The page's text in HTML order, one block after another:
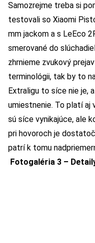
Samozrejme treba si
testovali so Xiaomi
mm jackom a s LeEco
smerované do
zhrnieme zvukový
terminológii, tak by to
Extraligu to síce nie je,
umiestnenie. To platí aj
sú síce vynikajúce, ale
pri hovoroch je
patrí k tomu
Fotogaléria 3 –